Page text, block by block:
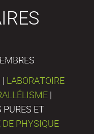
| LABORATOIRE
|
ET
PHYSIQUE